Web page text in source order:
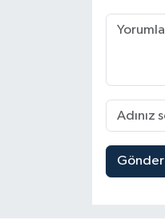
Gönder